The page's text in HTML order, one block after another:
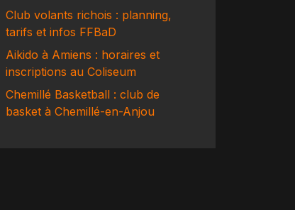
Club volants richois : planning,
tarifs et infos FFBaD
Aikido à Amiens : horaires et
inscriptions au Coliseum
Chemillé Basketball : club de
basket à Chemillé-en-Anjou